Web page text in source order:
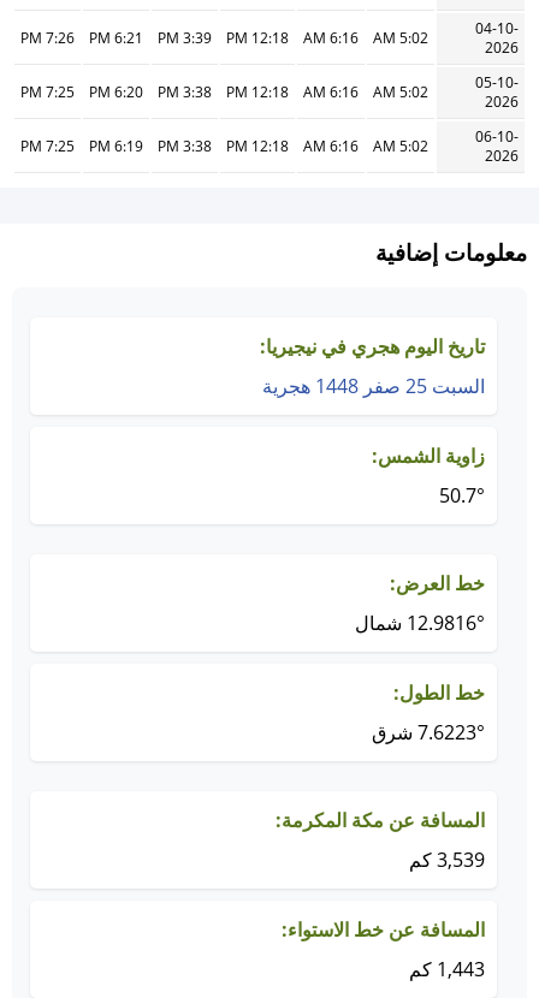
04-10-
2026
5:02 AM
6:16 AM
12:18 PM
3:39 PM
6:21 PM
7:26 PM
05-10-
2026
5:02 AM
6:16 AM
12:18 PM
3:38 PM
6:20 PM
7:25 PM
06-10-
2026
5:02 AM
6:16 AM
12:18 PM
3:38 PM
6:19 PM
7:25 PM
معلومات إضافية
تاريخ اليوم هجري في نيجيريا:
السبت 25 صفر 1448 هجرية
زاوية الشمس:
50.7°
خط العرض:
12.9816° شمال
خط الطول:
7.6223° شرق
المسافة عن مكة المكرمة:
3,539 كم
المسافة عن خط الاستواء:
1,443 كم